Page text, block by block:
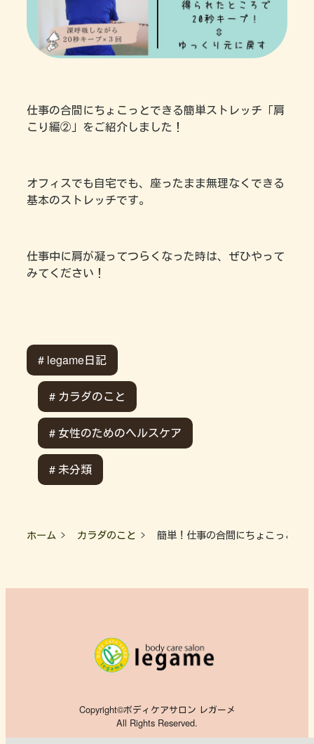
仕事の合間にちょこっとできる簡単ストレッチ「肩
こり編②」をご紹介しました！
オフィスでも自宅でも、座ったまま無理なくできる
基本のストレッチです。
仕事中に肩が凝ってつらくなった時は、ぜひやって
みてください！
# legame日記
# カラダのこと
# 女性のためのヘルスケア
# 未分類
ホーム カラダのこと 簡単！仕事の合間にちょこっとス
Copyright©ボディケアサロン レガーメ
All Rights Reserved.